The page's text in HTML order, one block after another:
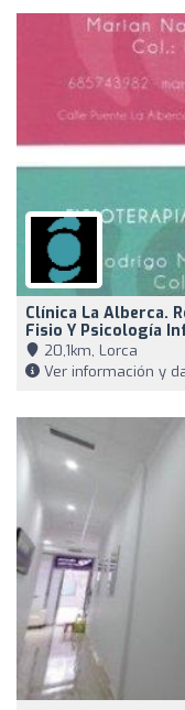
Clínica La Alberca.
Fisio Y Psicología
20,1km, Lorca
Ver información y